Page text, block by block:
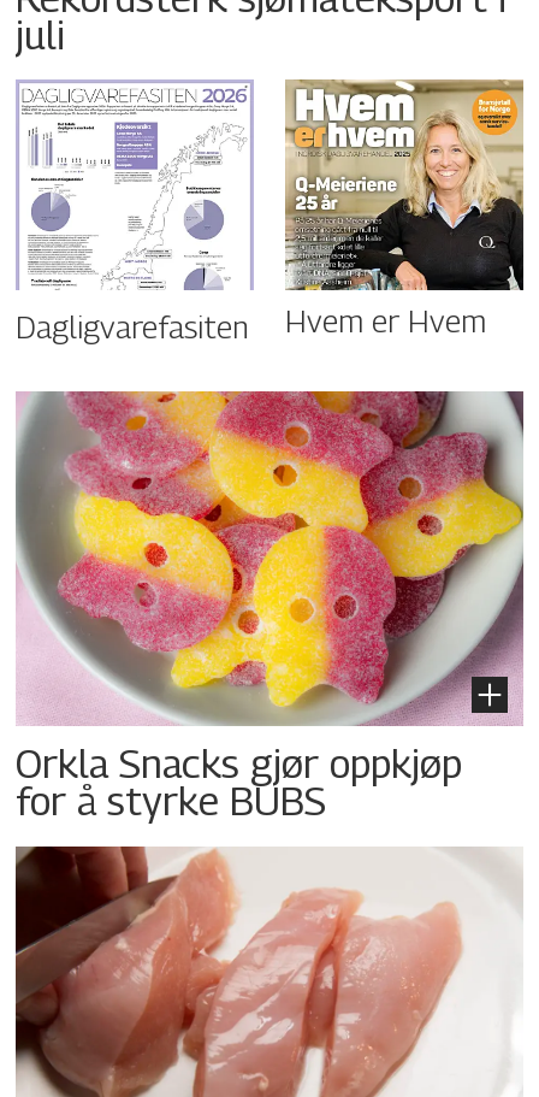
juli
Dagligvarefasiten Hvem er Hvem
Orkla Snacks gjør oppkjøp
for å styrke BUBS